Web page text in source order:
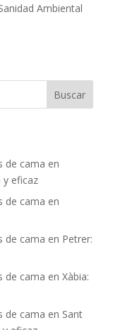
Ambiental
Buscar
de cama en
y eficaz
de cama en
de cama en Petrer:
de cama en Xàbia:
de cama en Sant